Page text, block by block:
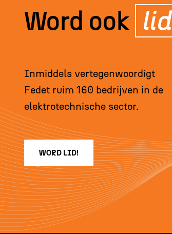
Word ook lid
Inmiddels vertegenwoordigt
Fedet ruim 160 bedrijven in de
elektrotechnische sector.
WORD LID!